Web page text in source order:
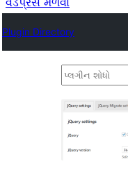
Plugin Directory
પ્લગીન